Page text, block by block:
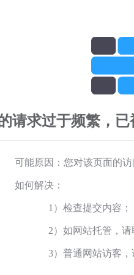
请求过于频繁，
可能原因：您对该页面的
如何解决：
1）检查提交内容；
2）如网站托管，请
3）普通网站访客